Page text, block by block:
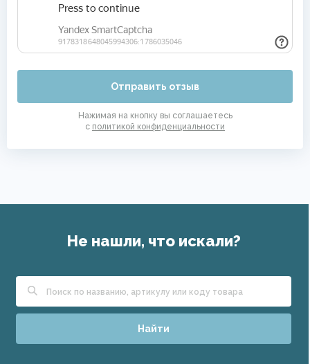
Отправить отзыв
Нажимая на кнопку вы соглашаетесь
с политикой конфиденциальности
Не нашли, что искали?
Найти